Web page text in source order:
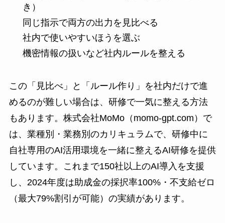
き）
同じ指示で両方の出力を見比べる
社内で使いやすいほうを選ぶ
機密情報の扱いなど社内ルールを整える
この「見比べ」と「ルール作り」を社内だけで進
めるのが難しい場合は、研修で一気に整える方法
もあります。株式会社MoMo（ momo-gpt.com ）で
は、業種別・業務別のカリキュラムで、研修中に
自社専用のAI活用環境を一緒に整えるAI研修を提供
しています。これまで150社以上のAI導入を支援
し、2024年度は助成金の採択率100%・不支給ゼロ
（最大79%割引が可能）の実績があります。